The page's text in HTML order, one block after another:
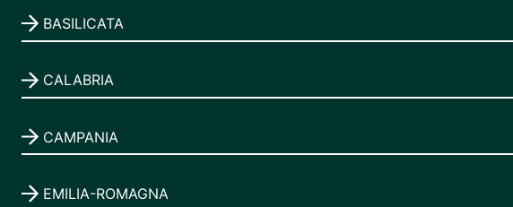
BASILICATA
CALABRIA
CAMPANIA
EMILIA-ROMAGNA